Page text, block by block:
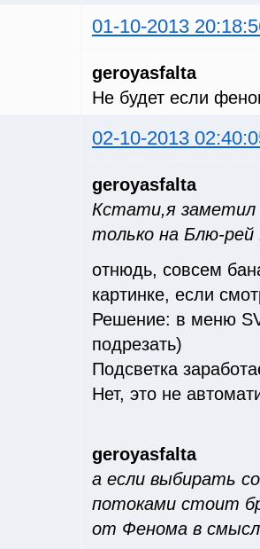
01-10-2013
geroyasfalta
Не будет если
02-10-2013
geroyasfalta
Кстати,я заметил
только на Блю-
отнюдь, совсем
картинке, если
Решение: в меню
подрезать)
Подсветка
Нет, это не
geroyasfalta
а если выбирать
потоками стоит
от Фенома в